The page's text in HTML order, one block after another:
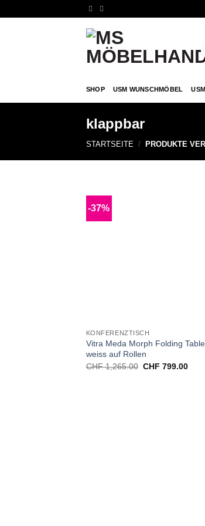
SHOP USM WUNSCHMÖBEL
klappbar
STARTSEITE / PRODUKTE
-37%
KONFERENZTISCH
Vitra Meda Morph Folding
weiss auf Rollen
CHF1,265.00 CHF 799.00